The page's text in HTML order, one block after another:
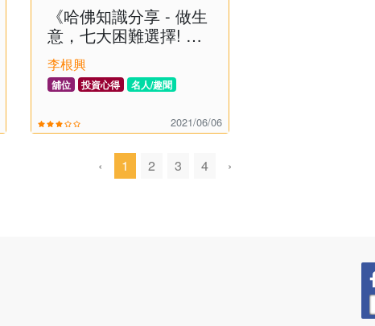
《哈佛知識分享 - 做生
意，七大困難選擇! 》
(3)
李根興
舖位 投資心得 名人/趣聞
2021/06/06
‹ 1 2 3 4 ›